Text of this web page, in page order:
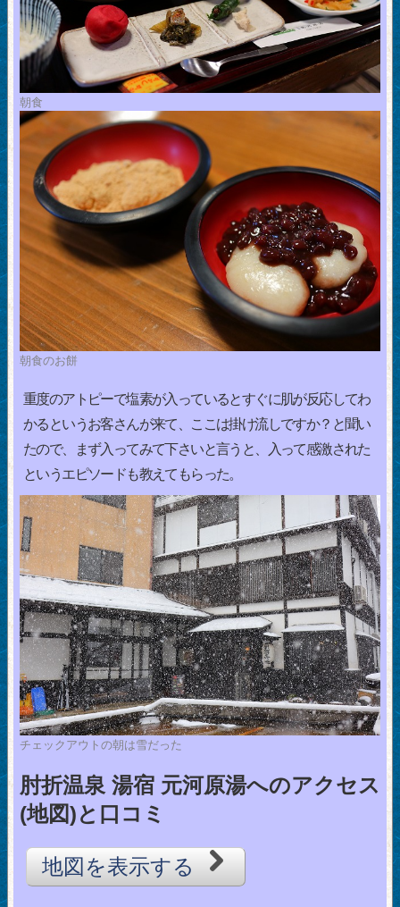
朝食
朝食のお餅
重度のアトピーで塩素が入っているとすぐに肌が反応してわ
かるというお客さんが来て、ここは掛け流しですか？と聞い
たので、まず入ってみて下さいと言うと、入って感激された
というエピソードも教えてもらった。
チェックアウトの朝は雪だった
肘折温泉 湯宿 元河原湯へのアクセス
(地図)と口コミ
地図を表示する